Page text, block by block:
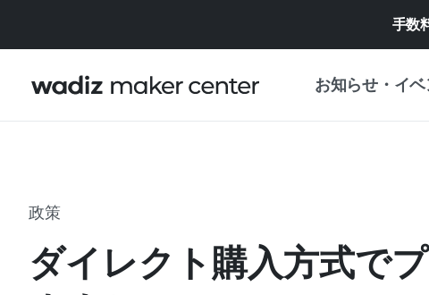
手数
お知らせ・イベ
企画展カレンダー
政策
ダイレクト購入方式で